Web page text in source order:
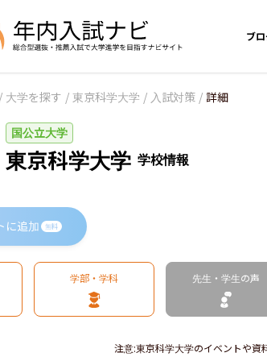
ブ
/ 大学を探す / 東京科学大学 / 入試対策 / 詳細
国公立大学
東京科学大学 学校情報
に追加 無料
学部・学科 先生・学生の声
注意:東京科学大学のイベントや資